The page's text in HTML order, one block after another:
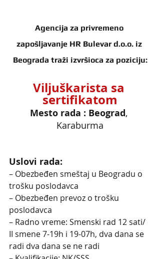
Agencija za privremeno
zapošljavanje HR Bulevar d.o.o. iz
Beograda traži izvršioca za poziciju:
Viljuškarista sa
sertifikatom
Mesto rada : Beograd,
Karaburma
Uslovi rada:
– Obezbeđen smeštaj u Beogradu o
trošku poslodavca
– Obezbeđen prevoz o trošku
poslodavca
– Radno vreme: Smenski rad 12 sati/
II smene 7-19h i 19-07h, dva dana se
radi dva dana se ne radi